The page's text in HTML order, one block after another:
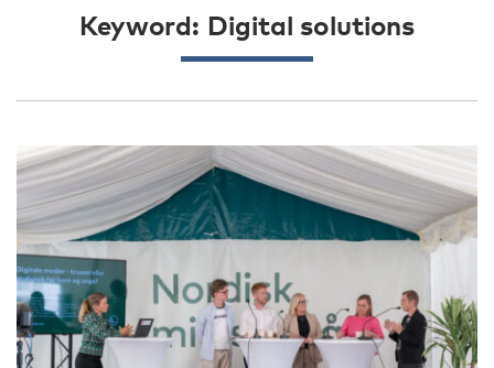
Keyword: Digital solutions